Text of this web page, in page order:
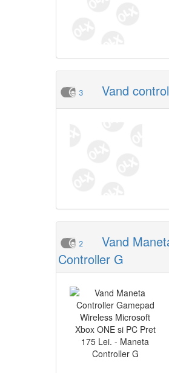
3 Vand
2
Vand
Controller G